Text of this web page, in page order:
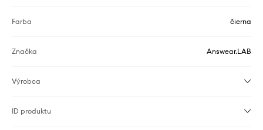
Farba čierna
Značka Answear.LAB
Výrobca
ID produktu